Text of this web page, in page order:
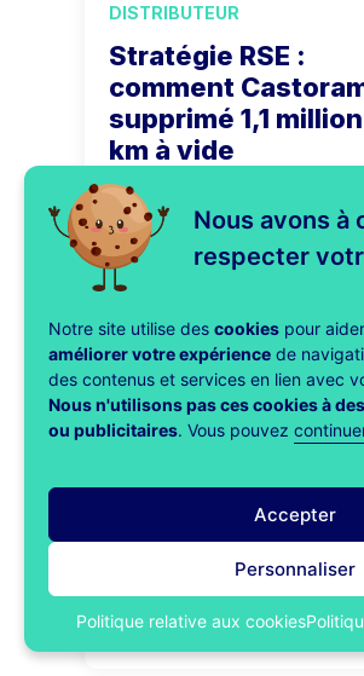
Nous avons
respecter
Notre site utilise des cookies pour
améliorer votre expérience de
des contenus et services en lien avec
Nous n'utilisons pas ces cookies à
ou publicitaires. Vous pouvez
Accepter
Personnaliser
Politique relative aux cookies
DISTRIBUTEUR
Stratégie RSE :
comment
supprimé 1,1
km à vide
22 Avr 2025
DISTRIBUTEUR
Les retailers
plébiscitent
lors des Perifem
Awards 2025